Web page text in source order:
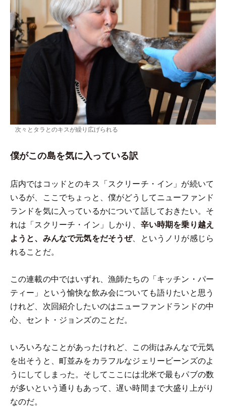
次々とタラとのキスが繰り広げられる
僕がこの島を気に入っている訳
店内ではコッドとのキス「スクリーチ・イン」が続いて
いるが、ここでちょっと、僕がどうしてニューファンド
ランドを気に入っているかについて話しておきたい。そ
れは「スクリーチ・イン」しかり、 辛い時期を乗り越え
ようと、みんなで元気をだそうぜ、というノリが感じら
れることだ。
この連載の中ではいずれ、漁師たちの「キッチン・パー
ティー」という愉快な飲み会についても語りたいと思う
けれど、次回紹介したいのはニューファンドランドの中
心、セント・ジョンズのことだ。
いろいろなことがあったけれど、この街はみんなで元気
を出そうと、町並みをカラフルなジェリービーンズのよ
うにしてしまった。そしてここには北米で最もパブの数
が多いという通りもあって、遅い時間まで大盛り上がり
なのだ。